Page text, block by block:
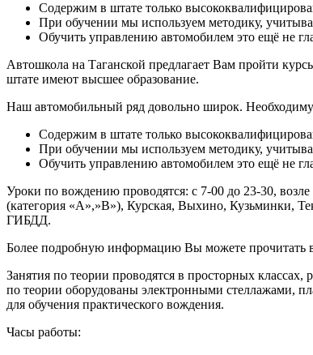
Содержим в штате только
При обучении мы используем методику,
Обучить управлению автомобилем это ещё не
Автошкола на Таганской предлагает Вам пройти
штате имеют высшее образование.
Наш автомобильный ряд довольно широк.
Содержим в штате только
При обучении мы используем методику,
Обучить управлению автомобилем это ещё не
Уроки по вождению проводятся: c 7-00 до 23-30,
(категория «А»,»В»), Курская, Выхино, Кузьминки,
ГИБДД.
Более подробную информацию Вы можете прочитать в
Занятия по теории проводятся в просторных
по теории оборудованы электронными стеллажами,
для обучения практического вождения.
Часы работы: